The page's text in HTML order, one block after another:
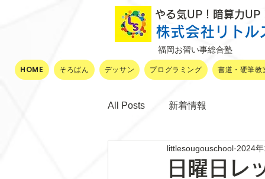
やる気UP！暗算力
株式会社リト
福岡お習い事総合塾
HOME そろばん デッサン プログラミング 書道・硬筆教
All Posts 新着情報
日曜日レ
littlesougouschool 2024